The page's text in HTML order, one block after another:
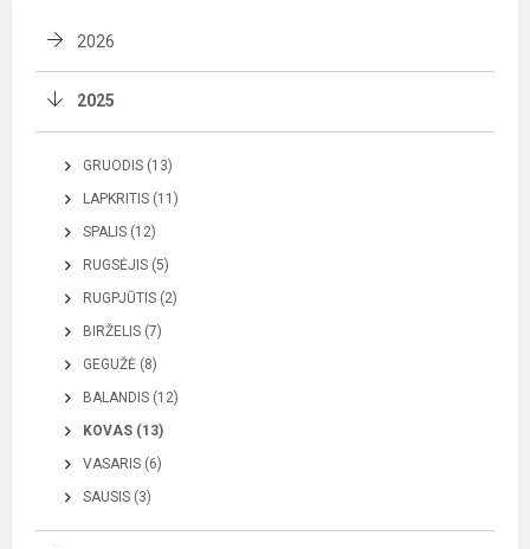
2026
2025
GRUODIS (13)
LAPKRITIS (11)
SPALIS (12)
RUGSĖJIS (5)
RUGPJŪTIS (2)
BIRŽELIS (7)
GEGUŽĖ (8)
BALANDIS (12)
KOVAS (13)
VASARIS (6)
SAUSIS (3)